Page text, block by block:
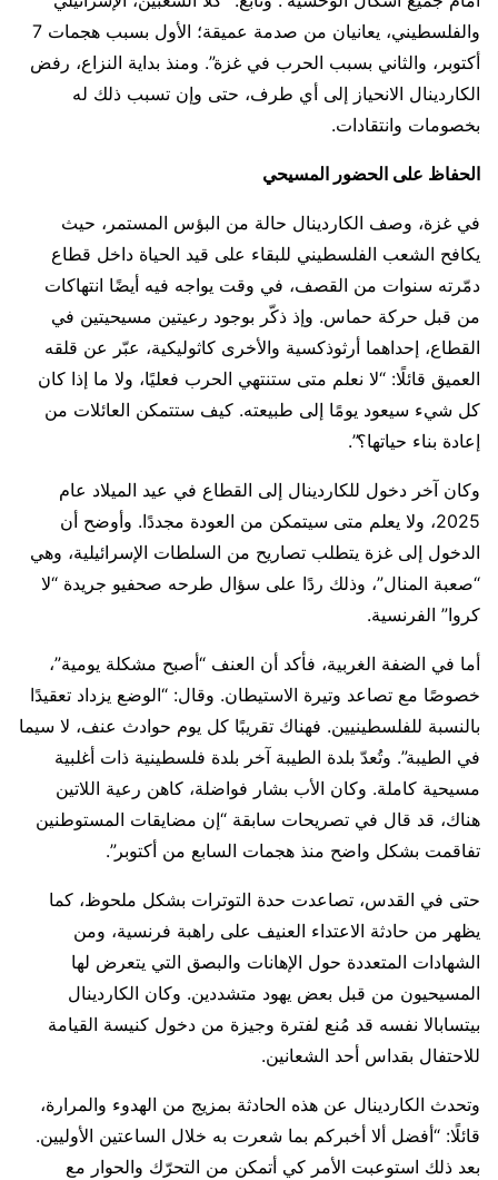
والفلسطيني، يعانيان من صدمة عميقة؛ الأول بسبب هجمات 7
أكتوبر، والثاني بسبب الحرب في غزة”. ومنذ بداية النزاع، رفض
الكاردينال الانحياز إلى أي طرف، حتى وإن تسبب ذلك له
بخصومات وانتقادات.
الحفاظ على الحضور المسيحي
في غزة، وصف الكاردينال حالة من البؤس المستمر، حيث
يكافح الشعب الفلسطيني للبقاء على قيد الحياة داخل قطاع
دمّرته سنوات من القصف، في وقت يواجه فيه أيضًا انتهاكات
من قبل حركة حماس. وإذ ذكّر بوجود رعيتين مسيحيتين في
القطاع، إحداهما أرثوذكسية والأخرى كاثوليكية، عبّر عن قلقه
العميق قائلًا: “لا نعلم متى ستنتهي الحرب فعليًا، ولا ما إذا كان
كل شيء سيعود يومًا إلى طبيعته. كيف ستتمكن العائلات من
إعادة بناء حياتها؟”.
وكان آخر دخول للكاردينال إلى القطاع في عيد الميلاد عام
2025، ولا يعلم متى سيتمكن من العودة مجددًا. وأوضح أن
الدخول إلى غزة يتطلب تصاريح من السلطات الإسرائيلية، وهي
“صعبة المنال”، وذلك ردًا على سؤال طرحه صحفيو جريدة “لا
كروا” الفرنسية.
أما في الضفة الغربية، فأكد أن العنف “أصبح مشكلة يومية”،
خصوصًا مع تصاعد وتيرة الاستيطان. وقال: “الوضع يزداد تعقيدًا
بالنسبة للفلسطينيين. فهناك تقريبًا كل يوم حوادث عنف، لا سيما
في الطيبة”. وتُعدّ بلدة الطيبة آخر بلدة فلسطينية ذات أغلبية
مسيحية كاملة. وكان الأب بشار فواضلة، كاهن رعية اللاتين
هناك، قد قال في تصريحات سابقة “إن مضايقات المستوطنين
تفاقمت بشكل واضح منذ هجمات السابع من أكتوبر”.
حتى في القدس، تصاعدت حدة التوترات بشكل ملحوظ، كما
يظهر من حادثة الاعتداء العنيف على راهبة فرنسية، ومن
الشهادات المتعددة حول الإهانات والبصق التي يتعرض لها
المسيحيون من قبل بعض يهود متشددين. وكان الكاردينال
بيتسابالا نفسه قد مُنع لفترة وجيزة من دخول كنيسة القيامة
للاحتفال بقداس أحد الشعانين.
وتحدث الكاردينال عن هذه الحادثة بمزيج من الهدوء والمرارة،
قائلًا: “أفضل ألا أخبركم بما شعرت به خلال الساعتين الأوليين.
بعد ذلك استوعبت الأمر كي أتمكن من التحرّك والحوار مع